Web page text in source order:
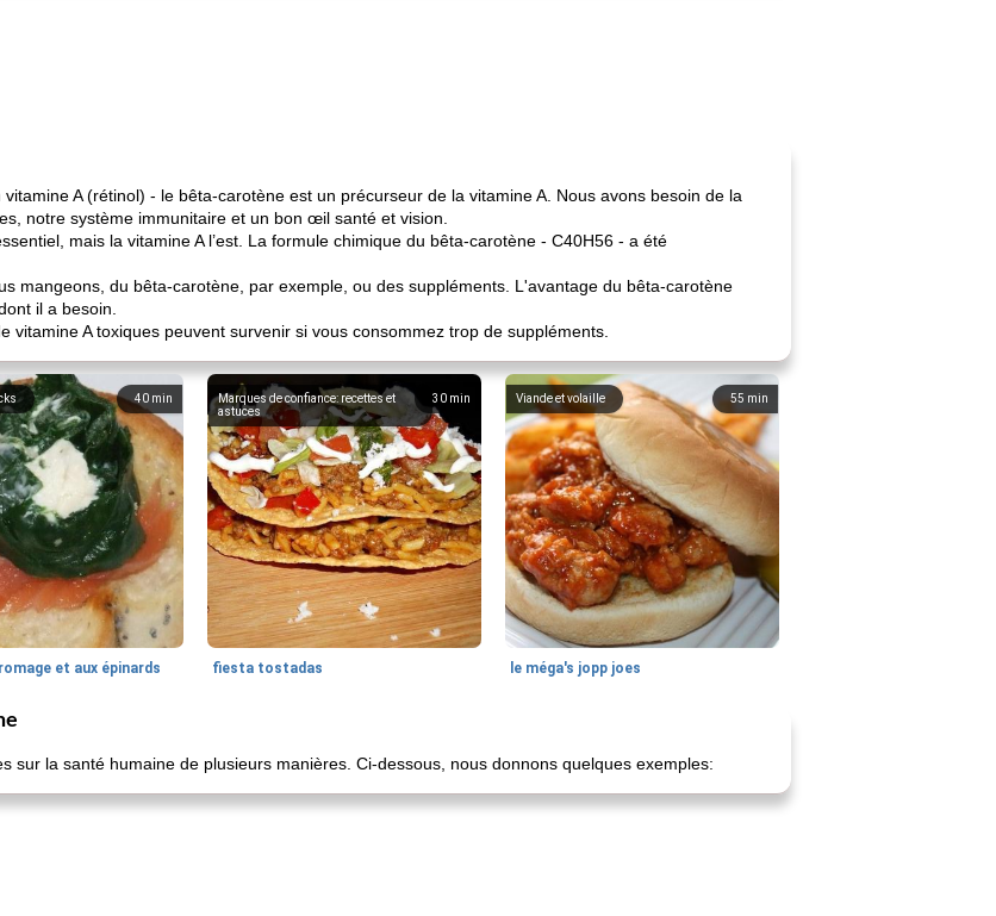
A (rétinol) - le bêta-carotène est un précurseur de la vitamine A. Nous avons besoin de la
notre système immunitaire et un bon œil santé et vision.
mais la vitamine A l’est. La formule chimique du bêta-carotène - C40H56 - a été
mangeons, du bêta-carotène, par exemple, ou des suppléments. L'avantage du bêta-carotène
il a besoin.
vitamine A toxiques peuvent survenir si vous consommez trop de suppléments.
40 min
et aux épinards
30 min
Marques de confiance: recettes et
astuces
fiesta tostadas
55 min
Viande et volaille
le méga's jopp joes
sur la santé humaine de plusieurs manières. Ci-dessous, nous donnons quelques exemples: